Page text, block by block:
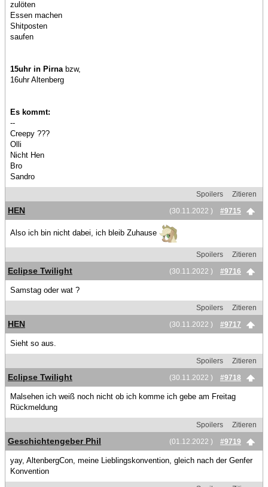
zulöten
Essen machen
Shitposten
saufen
15uhr in Pirna bzw,
16uhr Altenberg
Es kommt:
--
Creepy ???
Olli
Nicht Hen
Bro
Sandro
Spoilers
Zitieren
(30.11.2022 )
#9715
HEN
Also ich bin nicht dabei, ich bleib Zuhause
Spoilers
Zitieren
(30.11.2022 )
#9716
Eclipse Twilight
Samstag oder wat ?
Spoilers
Zitieren
(30.11.2022 )
#9717
HEN
Sieht so aus.
Spoilers
Zitieren
(30.11.2022 )
#9718
Eclipse Twilight
Malsehen ich weiß noch nicht ob ich komme ich gebe am Freitag
Rückmeldung
Spoilers
Zitieren
(01.12.2022 )
#9719
Geschichtengeber Phil
yay, AltenbergCon, meine Lieblingskonvention, gleich nach der Genfer
Konvention